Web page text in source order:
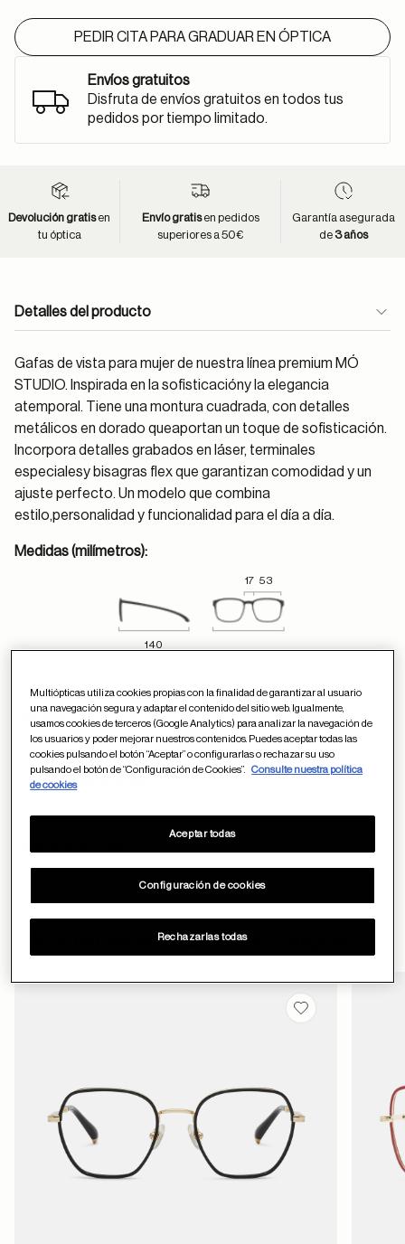
PEDIR CITA PARA GRADUAR EN ÓPTICA
Envíos gratuitos
Disfruta de envíos gratuitos en todos tus
pedidos por tiempo limitado.
Devolución gratisen
tu óptica
Envío gratisen pedidos
superiores a 50€
Garantía asegurada
de 3 años
Detalles del producto
Gafas de vista para mujer de nuestra línea premium MÓ
STUDIO. Inspirada en la sofisticacióny la elegancia
atemporal. Tiene una montura cuadrada, con detalles
metálicos en dorado queaportan un toque de sofisticación.
Incorpora detalles grabados en láser, terminales
especialesy bisagras flex que garantizan comodidad y un
ajuste perfecto. Un modelo que combina
estilo,personalidad y funcionalidad para el día a día.
Medidas (milímetros):
17 53
140
Garantía y devoluciones
Condiciones de envío
Métodos de pago
Otros usuarios también han comprado
Guardar en
Multiópticas utiliza cookies propias con la finalidad de garantizar al usuario
una navegación segura y adaptar el contenido del sitio web. Igualmente,
usamos cookies de terceros (Google Analytics) para analizar la navegación de
los usuarios y poder mejorar nuestros contenidos. Puedes aceptar todas las
cookies pulsando el botón “Aceptar” o configurarlas o rechazar su uso
pulsando el botón de “Configuración de Cookies”.
Consulte nuestra política
de cookies
Configuración de cookies
Rechazarlas todas
Aceptar todas